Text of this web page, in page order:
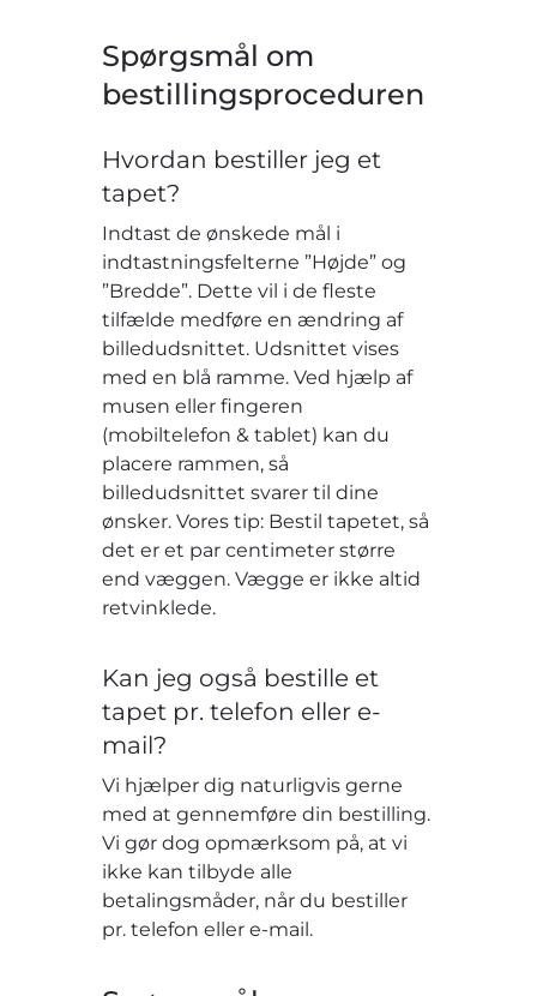
Spørgsmål om
bestillingsproceduren
Hvordan bestiller jeg et
tapet?
Indtast de ønskede mål i
indtastningsfelterne ”Højde” og
”Bredde”. Dette vil i de fleste
tilfælde medføre en ændring af
billedudsnittet. Udsnittet vises
med en blå ramme. Ved hjælp af
musen eller fingeren
(mobiltelefon & tablet) kan du
placere rammen, så
billedudsnittet svarer til dine
ønsker. Vores tip: Bestil tapetet, så
det er et par centimeter større
end væggen. Vægge er ikke altid
retvinklede.
Kan jeg også bestille et
tapet pr. telefon eller e-
mail?
Vi hjælper dig naturligvis gerne
med at gennemføre din bestilling.
Vi gør dog opmærksom på, at vi
ikke kan tilbyde alle
betalingsmåder, når du bestiller
pr. telefon eller e-mail.